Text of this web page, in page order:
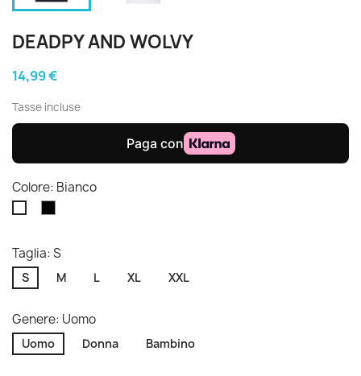
DEADPY AND WOLVY
14,99 €
Tasse incluse
Colore: Bianco
Taglia: S
S M L XL XXL
Genere: Uomo
Uomo Donna Bambino